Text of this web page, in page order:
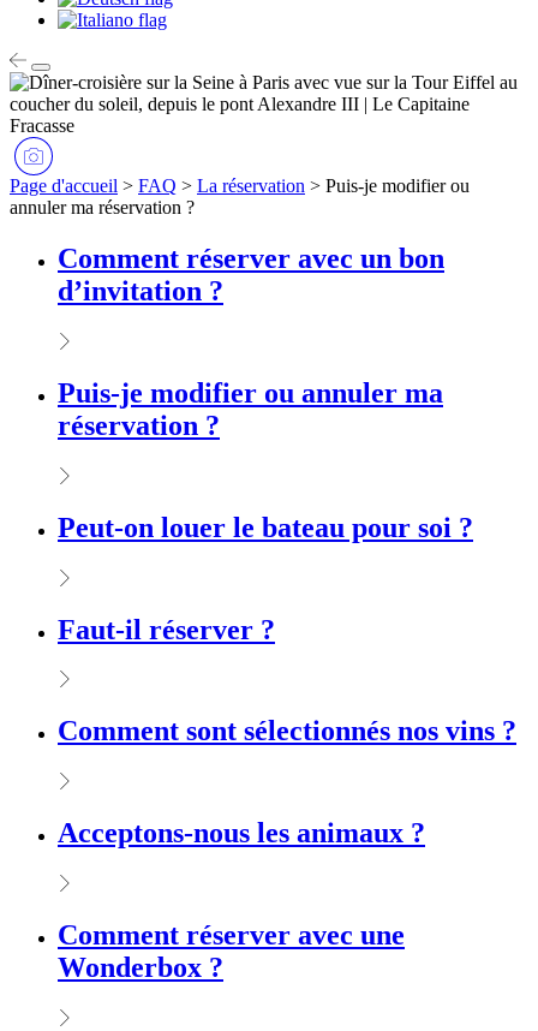
Page d'accueil > FAQ > La réservation > Puis-je modifier ou
annuler ma réservation ?
Comment réserver avec un bon
d’invitation ?
Puis-je modifier ou annuler ma
réservation ?
Peut-on louer le bateau pour soi ?
Faut-il réserver ?
Comment sont sélectionnés nos vins ?
Acceptons-nous les animaux ?
Comment réserver avec une
Wonderbox ?